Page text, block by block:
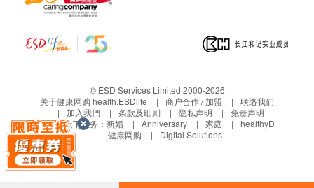
报告：
跟进检查报告， 工作天不包括星期六、日及公众
化验项目所需时间或客人指明特定时段) 而有所延
长。
如客人选择收电子报告*，报告时间可加快至14个
工作天内出报告(包括超声波及心电图)，但个别报
告则不包括在内，例如基因检测或mRNA等。客人
在收取电子报告后，仍然可以透过电邮内的连结自
© ESD Services Limited 2000-2026
关于健康网购 health.ESDlife
商户合作 / 加盟
联络我们
加入我們
条款及细则 隐私声明
免责声明
生活易旗下业务： 新婚 Anniversary 家庭
healthyD
健康网购
Digital Solutions